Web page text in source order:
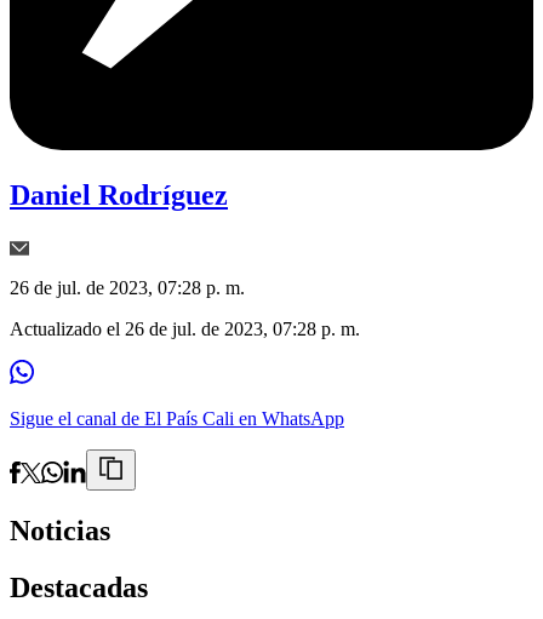
Daniel Rodríguez
26 de jul. de 2023, 07:28 p. m.
Actualizado el 26 de jul. de 2023, 07:28 p. m.
Sigue el canal de El País Cali en WhatsApp
Noticias
Destacadas